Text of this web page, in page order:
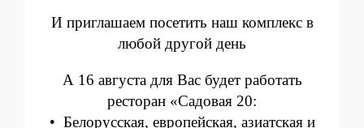
И приглашаем посетить наш комплекс в
любой другой день
А 16 августа для Вас будет работать
ресторан «Садовая 20:
• Белорусская, европейская, азиатская и